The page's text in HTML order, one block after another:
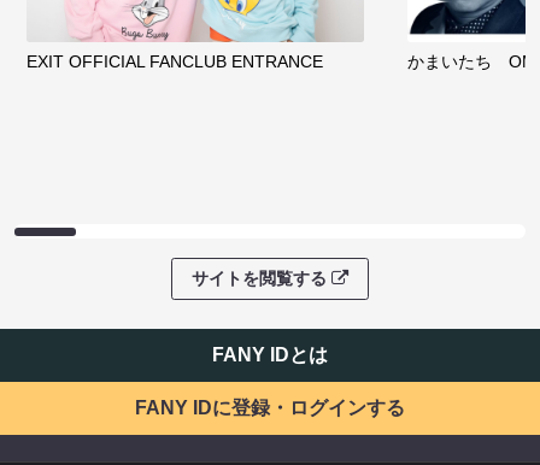
EXIT OFFICIAL FANCLUB ENTRANCE かまいたち
サイトを閲覧する
FANY IDとは
FANY IDに登録・ログインする